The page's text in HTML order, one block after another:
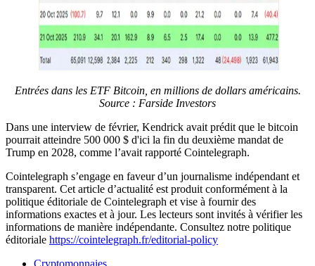
Entrées dans les ETF Bitcoin, en millions de dollars américains.
Source : Farside Investors
Dans une interview de février, Kendrick avait prédit que le bitcoin
pourrait atteindre 500 000 $ d'ici la fin du deuxième mandat de
Trump en 2028, comme l’avait rapporté Cointelegraph.
Cointelegraph s’engage en faveur d’un journalisme indépendant et
transparent. Cet article d’actualité est produit conformément à la
politique éditoriale de Cointelegraph et vise à fournir des
informations exactes et à jour. Les lecteurs sont invités à vérifier les
informations de manière indépendante. Consultez notre politique
éditoriale https://cointelegraph.fr/editorial-policy
Cryptomonnaies